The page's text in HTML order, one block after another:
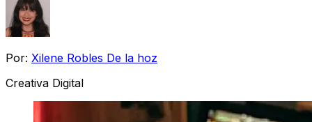
Por: Xilene Robles De la hoz
Creativa Digital